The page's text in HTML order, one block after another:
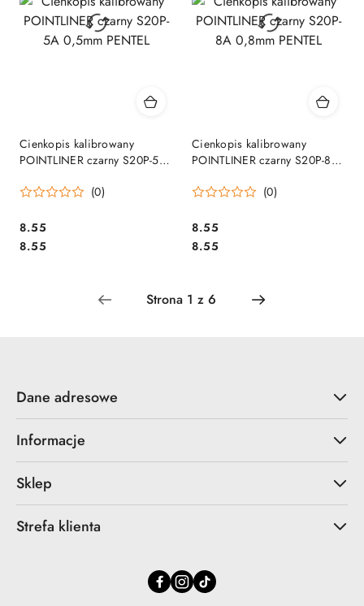
Cienkopis kalibrowany
POINTLINER czarny S20P-5A
(0)
Cena:
8.55
Cena:
8.55
Cienkopis kalibrowany
POINTLINER czarny S20P-8A
(0)
Cena:
8.55
Cena:
8.55
Dane adresowe
Informacje
Sklep
Strefa klienta